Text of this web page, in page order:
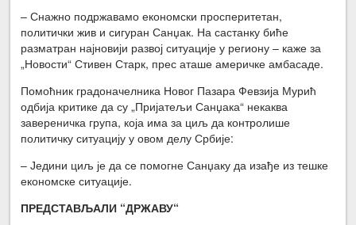
– Снажно подржавамо економски просперитетан,
политички жив и сигуран Санџак. На састанку биће
разматран најновији развој ситуације у региону – каже за
„Новости“ Стивен Старк, прес аташе америчке амбасаде.
Помоћник градоначелника Новог Пазара Февзија Мурић
одбија критике да су „Пријатељи Санџака“ некаква
завереничка група, која има за циљ да контролише
политичку ситуацију у овом делу Србије:
– Једини циљ је да се помогне Санџаку да изађе из тешке
економске ситуације.
ПРЕДСТАВЉАЛИ “ДРЖАВУ“